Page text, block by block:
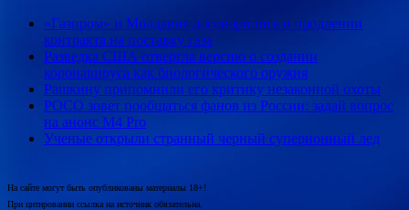
«Газпром» и Молдавия договорились о продлении
контракта на поставку газа
Разведка США отвергла версию о создании
коронавируса как биологического оружия
Рашкину припомнили его критику незаконной охоты
POCO зовет пообщаться фанов из России: задай вопрос
на анонс M4 Pro
Ученые открыли странный черный суперионный лед
На сайте могут быть опубликованы материалы 18+!
При цитировании ссылка на источник обязательна.